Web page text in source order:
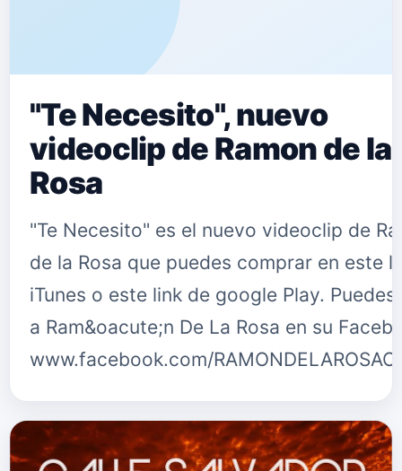
"Te Necesito", nuevo
videoclip de Ramon de la
Rosa
"Te Necesito" es el nuevo videoclip de
de la Rosa que puedes comprar en este
iTunes o este link de google Play. Puedes
a Ram&oacute;n De La Rosa en su
www.facebook.com/